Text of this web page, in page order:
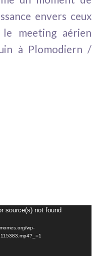
envers ceux
meeting aérien
à Plomodiern /
source(s) not found
wp-